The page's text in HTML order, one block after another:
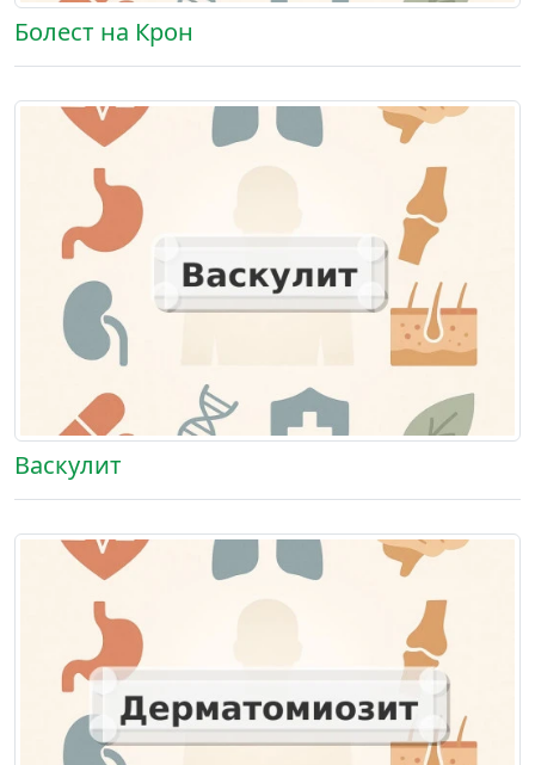
Болест на Крон
Васкулит